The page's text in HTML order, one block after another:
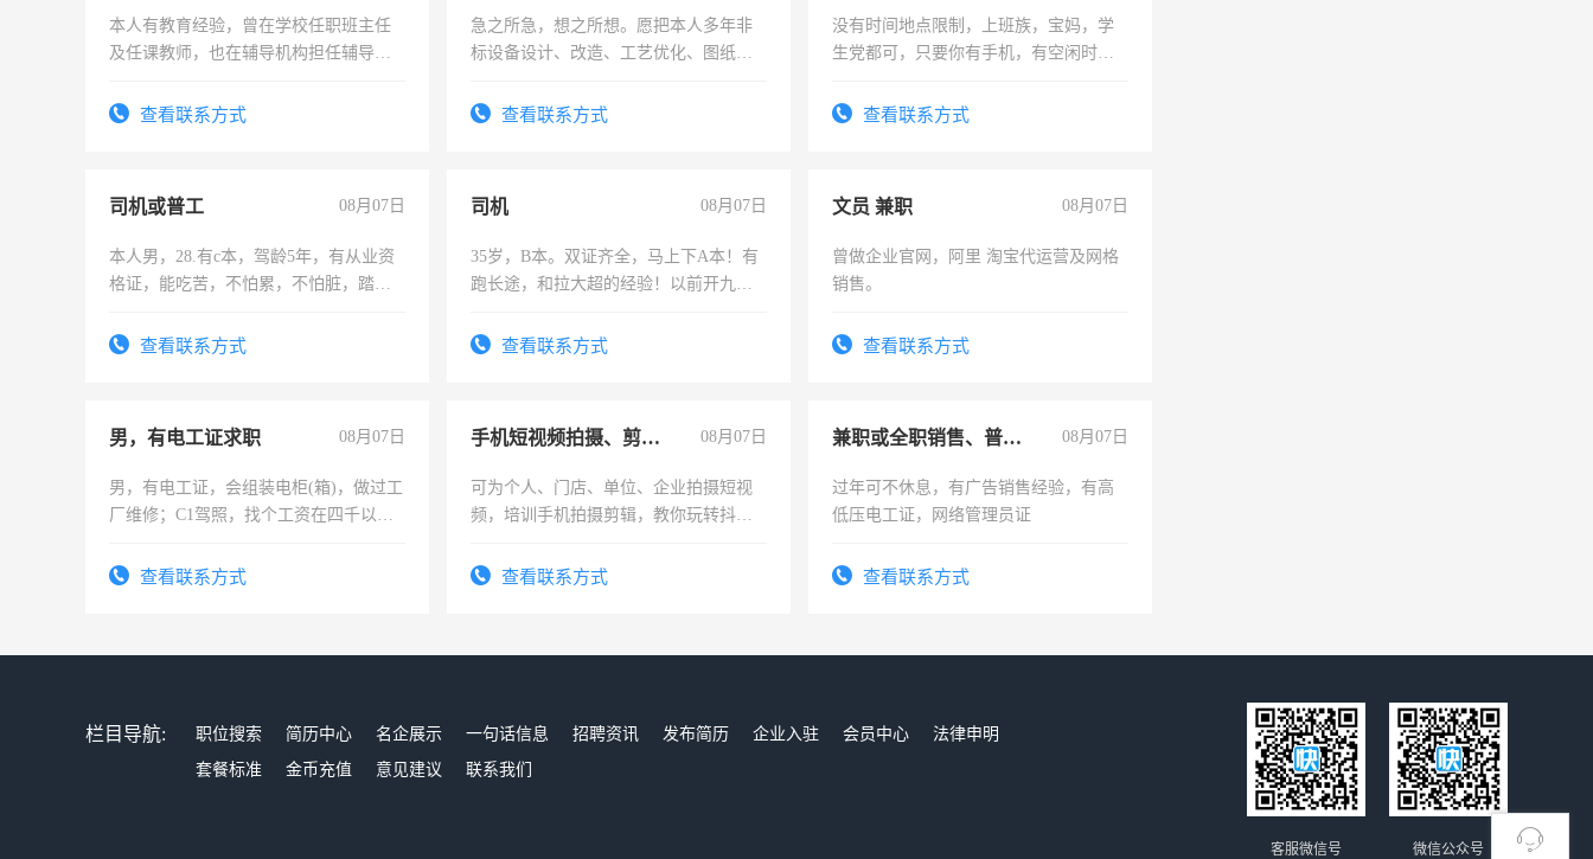
本人有教育经验，曾在学校任职班主任
及任课教师，也在辅导机构担任辅导教
查看联系方式
急之所急，想之所想。愿把本人多年非
标设备设计、改造、工艺优化、图纸制
结识有识之士，共享未来。
查看联系方式
没有时间地点限制，上班族，宝妈，学
生党都可，只要你有手机，有空闲时
勤快的四五十，每天挣零花钱没问题！
查看联系方式
司机或普工 08月07日
本人男，28.有c本，驾龄5年，有从业资
格证，能吃苦，不怕累，不怕脏，踏
查看联系方式
司机 08月07日
35岁，B本。双证齐全，马上下A本！有
跑长途，和拉大超的经验！以前开九米
查看联系方式
文员 兼职 08月07日
曾做企业官网，阿里 淘宝代运营及网格
销售。
查看联系方式
男，有电工证求职 08月07日
男，有电工证，会组装电柜(箱)，做过工
厂维修；C1驾照，找个工资在四千以
电话查看联系方式
手机短视频拍摄、剪辑、抖音快手 08月07日
可为个人、门店、单位、企业拍摄短视
频，培训手机拍摄剪辑，教你玩转抖音
频，培训手机拍摄剪辑，教你玩转抖
查看联系方式
兼职或全职销售、普工、维修 08月07日
过年可不休息，有广告销售经验，有高
低压电工证，网络管理员证
查看联系方式
栏目导航: 职位搜索 简历中心 名企展示 一句话信息 招聘资讯 发布简历 企业入驻 会员中心
法律申明
套餐标准
金币充值 意见建议 联系我们
微信公众号
客服微信号